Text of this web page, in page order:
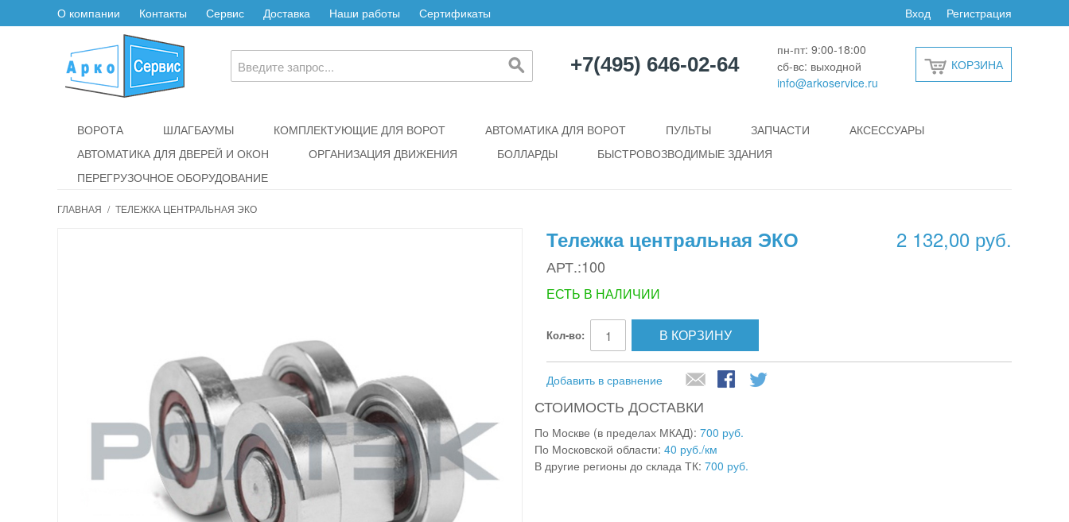
О компании Контакты Сервис Доставка Наши работы Сертификаты Регистрация
Вход
+7(495) 646-02-64
пн-пт: 9:00-18:00
сб-вс: выходной
info@arkoservice.ru
КОРЗИНА
ВОРОТА ШЛАГБАУМЫ КОМПЛЕКТУЮЩИЕ ДЛЯ ВОРОТ АВТОМАТИКА ДЛЯ ВОРОТ ПУЛЬТЫ ЗАПЧАСТИ
АКСЕССУАРЫ
АВТОМАТИКА ДЛЯ ДВЕРЕЙ И ОКОН
ОРГАНИЗАЦИЯ ДВИЖЕНИЯ БОЛЛАРДЫ
БЫСТРОВОЗВОДИМЫЕ ЗДАНИЯ
ПЕРЕГРУЗОЧНОЕ ОБОРУДОВАНИЕ
ГЛАВНАЯ / ТЕЛЕЖКА ЦЕНТРАЛЬНАЯ ЭКО
Тележка центральная ЭКО
АРТ.:100
2 132,00 руб.
ЕСТЬ В НАЛИЧИИ
Кол-во: В КОРЗИНУ
Добавить в сравнение
СТОИМОСТЬ ДОСТАВКИ
По Москве (в пределах МКАД): 700 руб.
По Московской области: 40 руб./км
В другие регионы до склада ТК: 700 руб.